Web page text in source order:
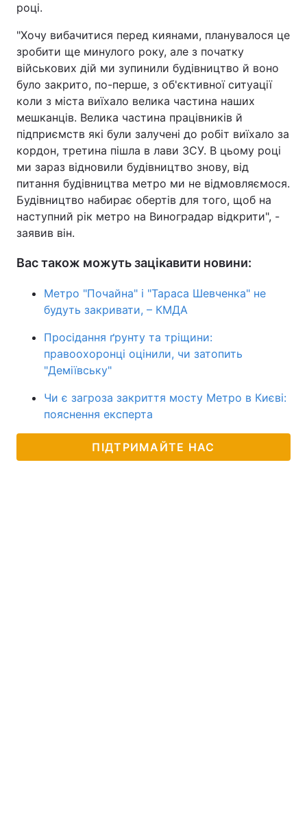
році.
"Хочу вибачитися перед киянами, планувалося це
зробити ще минулого року, але з початку
військових дій ми зупинили будівництво й воно
було закрито, по-перше, з об'єктивної ситуації
коли з міста виїхало велика частина наших
мешканців. Велика частина працівників й
підприємств які були залучені до робіт виїхало за
кордон, третина пішла в лави ЗСУ. В цьому році
ми зараз відновили будівництво знову, від
питання будівництва метро ми не відмовляємося.
Будівництво набирає обертів для того, щоб на
наступний рік метро на Виноградар відкрити", -
заявив він.
Вас також можуть зацікавити новини:
Метро "Почайна" і "Тараса Шевченка" не
будуть закривати, – КМДА
Просідання ґрунту та тріщини:
правоохоронці оцінили, чи затопить
"Деміївську"
Чи є загроза закриття мосту Метро в Києві:
пояснення експерта
ПІДТРИМАЙТЕ НАС